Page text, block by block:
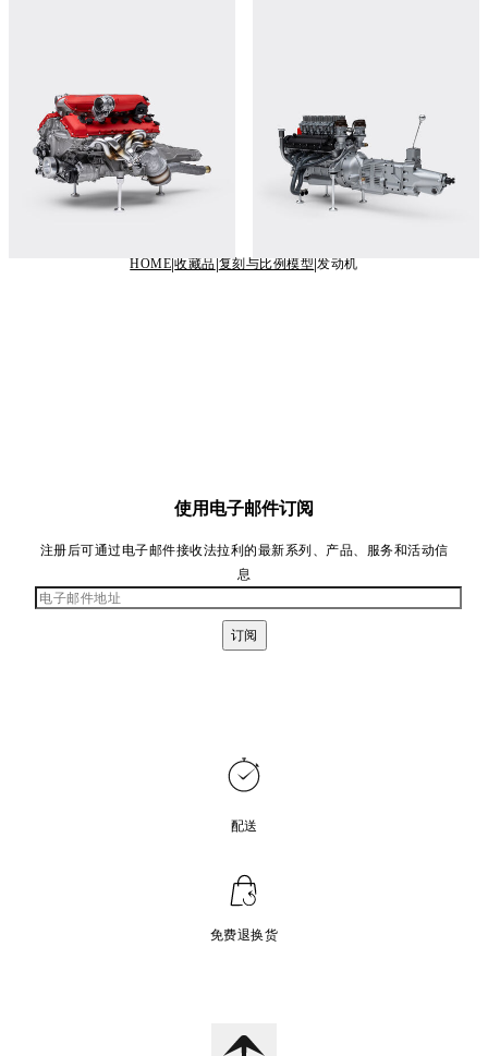
立即购买 立即购买
HOME 收藏品 复刻与比例模型 发动机
使用电子邮件订阅
注册后可通过电子邮件接收法拉利的最新系列、产品、服务和活动信
息
订阅
配送
免费退换货